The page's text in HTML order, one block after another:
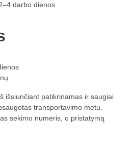
darbo dienos
išsiunčiant patikrinamas ir saugiai
transportavimo metu.
sekimo numeris, o pristatymą